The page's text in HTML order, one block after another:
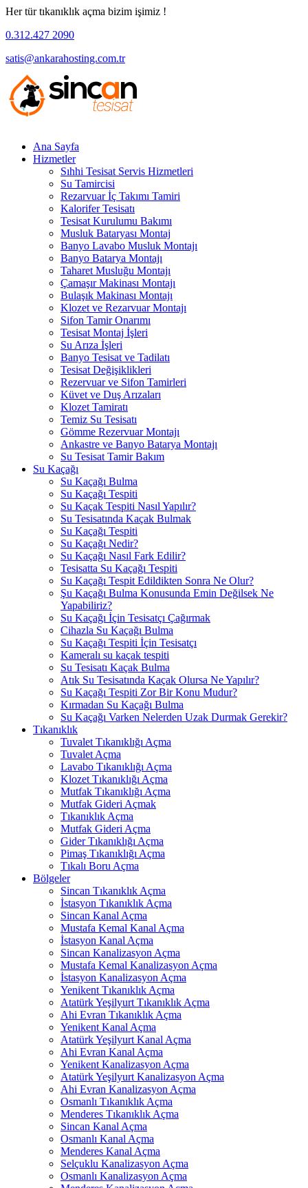
Her tür tıkanıklık açma bizim işimiz !
0.312.427 2090
satis@ankarahosting.com.tr
Ana Sayfa
Hizmetler
Sıhhi Tesisat Servis Hizmetleri
Su Tamircisi
Rezarvuar İç Takımı Tamiri
Kalorifer Tesisatı
Tesisat Kurulumu Bakımı
Musluk Bataryası Montaj
Banyo Lavabo Musluk Montajı
Banyo Batarya Montajı
Taharet Musluğu Montajı
Çamaşır Makinası Montajı
Bulaşık Makinası Montajı
Klozet ve Rezarvuar Montajı
Sifon Tamir Onarımı
Tesisat Montaj İşleri
Su Arıza İşleri
Banyo Tesisat ve Tadilatı
Tesisat Değişiklikleri
Rezervuar ve Sifon Tamirleri
Küvet ve Duş Arızaları
Klozet Tamiratı
Temiz Su Tesisatı
Gömme Rezervuar Montajı
Ankastre ve Banyo Batarya Montajı
Su Tesisat Tamir Bakım
Su Kaçağı
Su Kaçağı Bulma
Su Kaçağı Tespiti
Su Kaçak Tespiti Nasıl Yapılır?
Su Tesisatında Kaçak Bulmak
Su Kaçağı Tespiti
Su Kaçağı Nedir?
Su Kaçağı Nasıl Fark Edilir?
Tesisatta Su Kaçağı Tespiti
Su Kaçağı Tespit Edildikten Sonra Ne Olur?
Şu Kaçağı Bulma Konusunda Emin Değilsek Ne
Yapabiliriz?
Su Kaçağı İçin Tesisatçı Çağırmak
Cihazla Su Kaçağı Bulma
Su Kaçağı Tespiti İçin Tesisatçı
Kameralı su kaçak tespiti
Su Tesisatı Kaçak Bulma
Atık Su Tesisatında Kaçak Olursa Ne Yapılır?
Su Kaçağı Tespiti Zor Bir Konu Mudur?
Kırmadan Su Kaçağı Bulma
Su Kaçağı Varken Nelerden Uzak Durmak Gerekir?
Tıkanıklık
Tuvalet Tıkanıklığı Açma
Tuvalet Açma
Lavabo Tıkanıklığı Açma
Klozet Tıkanıklığı Açma
Mutfak Tıkanıklığı Açma
Mutfak Gideri Açmak
Tıkanıklık Açma
Mutfak Gideri Açma
Gider Tıkanıklığı Açma
Pimaş Tıkanıklığı Açma
Tıkalı Boru Açma
Bölgeler
Sincan Tıkanıklık Açma
İstasyon Tıkanıklık Açma
Sincan Kanal Açma
Mustafa Kemal Kanal Açma
İstasyon Kanal Açma
Sincan Kanalizasyon Açma
Mustafa Kemal Kanalizasyon Açma
İstasyon Kanalizasyon Açma
Yenikent Tıkanıklık Açma
Atatürk Yeşilyurt Tıkanıklık Açma
Ahi Evran Tıkanıklık Açma
Yenikent Kanal Açma
Atatürk Yeşilyurt Kanal Açma
Ahi Evran Kanal Açma
Yenikent Kanalizasyon Açma
Atatürk Yeşilyurt Kanalizasyon Açma
Ahi Evran Kanalizasyon Açma
Osmanlı Tıkanıklık Açma
Menderes Tıkanıklık Açma
Sincan Kanal Açma
Osmanlı Kanal Açma
Menderes Kanal Açma
Selçuklu Kanalizasyon Açma
Osmanlı Kanalizasyon Açma